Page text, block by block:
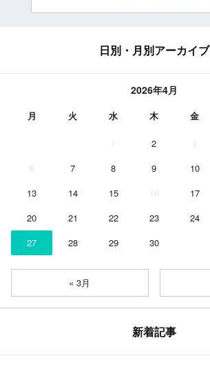
日別・月別アーカイブ
2026年4月
月 火 水 木 金
1 2 3
6
7 8 9 10
13
14 15 16 17
20
21 22 23 24
27
28 29 30
« 3月
新着記事